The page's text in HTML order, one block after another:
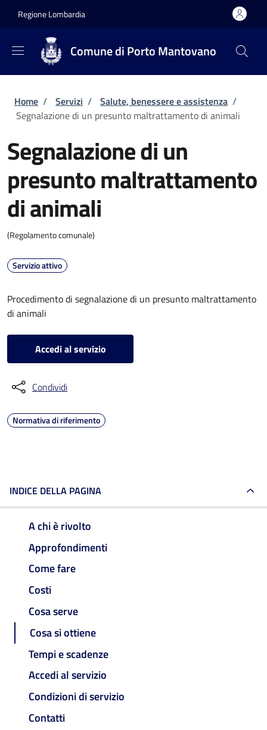
Regione Lombardia
Comune di Porto Mantovano
Briciole di pane
Home / Servizi / Salute, benessere e assistenza /
Segnalazione di un presunto maltrattamento di animali
Segnalazione di un
presunto maltrattamento
di animali
(Regolamento comunale)
Servizio attivo
Procedimento di segnalazione di un presunto maltrattamento
di animali
Accedi al servizio
Condividi
Normativa di riferimento
INDICE DELLA PAGINA
A chi è rivolto
Approfondimenti
Come fare
Costi
Cosa serve
Cosa si ottiene
Tempi e scadenze
Accedi al servizio
Condizioni di servizio
Contatti